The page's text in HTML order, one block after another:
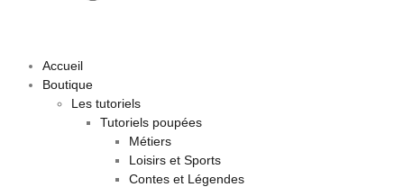
Accueil
Boutique
Les tutoriels
Tutoriels poupées
Métiers
Loisirs et Sports
Contes et Légendes